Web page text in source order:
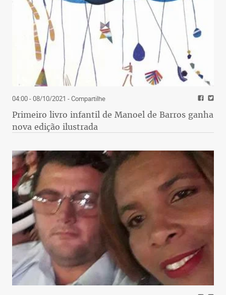
04:00 - 08/10/2021 - Compartilhe
Primeiro livro infantil de Manoel de Barros ganha
nova edição ilustrada